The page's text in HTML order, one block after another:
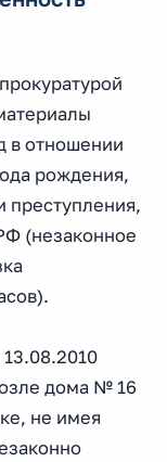
в отношении
рождения,
преступления,
(незаконное
дома № 16
не имея